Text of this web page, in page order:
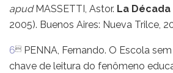
apudMASSETTI, Astor. La
2005). Buenos Aires: Nueva Trilce,
6 PENNA, Fernando. O Escola
chave de leitura do fenômeno